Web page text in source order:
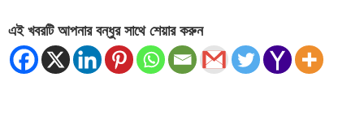
এই খবরটি আপনার বন্ধুর সাথে শেয়ার করুন